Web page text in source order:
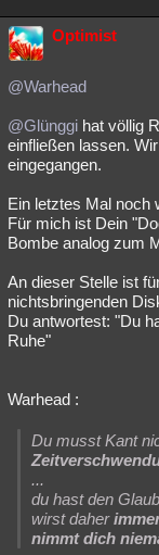
Optimist
@Warhead
@Glünggi hat völlig
einfließen lassen.
eingegangen.
Ein letztes Mal noch
Für mich ist Dein
Bombe analog zum
An dieser Stelle ist
nichtsbringenden
Du antwortest: "Du
Ruhe"
Warhead :
Du musst Kant
...
du hast den
wirst daher
nimmt dich